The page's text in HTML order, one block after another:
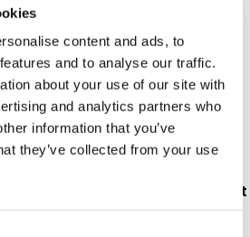
content and ads, to
and to analyse our traffic.
about your use of our site with
and analytics partners who
information that you’ve
they’ve collected from your use
i gang med
nye ejere
vi besøg af vores nye ejere
i alt fem dage sammen med at
at arbejde med synergier og